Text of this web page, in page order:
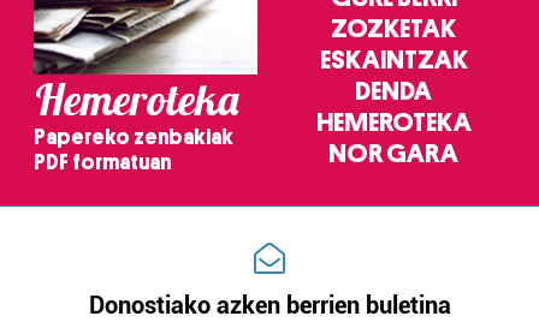
Hemeroteka
Papereko zenbakiak
PDF formatuan
ZOZKETAK
ESKAINTZAK
DENDA
HEMEROTEKA
NOR GARA
Donostiako azken berrien buletina